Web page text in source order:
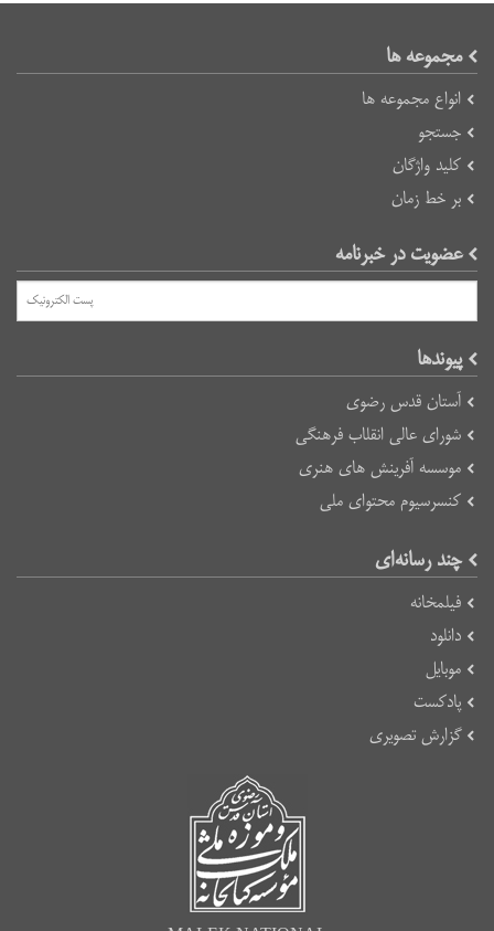
مجموعه ها
انواع مجموعه ها
جستجو
کلید واژگان
بر خط زمان
عضویت در خبرنامه
پیوند‌ها
آستان قدس رضوی
شورای عالی انقلاب فرهنگی
موسسه آفرینش های هنری
کنسرسیوم محتوای ملی
چند رسانه‌ای
فیلمخانه
دانلود
موبایل
پادکست
گزارش تصویری